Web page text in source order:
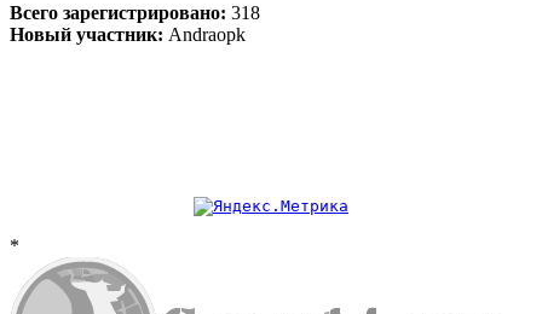
Всего зарегистрировано: 318
Новый участник: Andraopk
*